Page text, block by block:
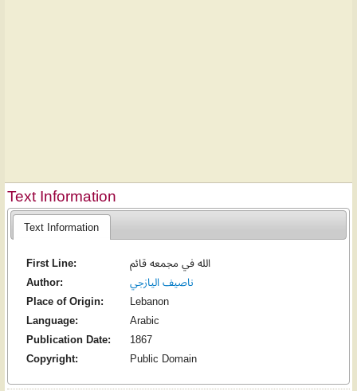
Text Information
Text Information
First Line:
الله في مجمعه قائم
Author:
ناصيف اليازجي
Place of Origin:
Lebanon
Language:
Arabic
Publication Date:
1867
Copyright:
Public Domain